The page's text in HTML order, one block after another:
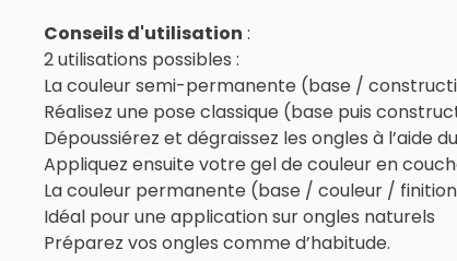
Conseils d'utilisation :
2 utilisations possibles :
La couleur semi-permanente (base /
Réalisez une pose classique (base puis
Dépoussiérez et dégraissez les ongles à l’aide
Appliquez ensuite votre gel de couleur en
La couleur permanente (base / couleur /
Idéal pour une application sur ongles naturels
Préparez vos ongles comme d’habitude.